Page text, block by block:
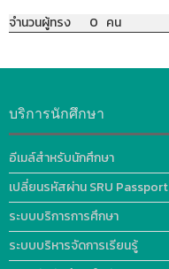
จำนวนผู้ทรง 0 คน
บริการนักศึกษา
อีเมล์สำหรับนักศึกษา
เปลี่ยนรหัสผ่าน SRU Passport
ระบบบริการการศึกษา
ระบบบริหารจัดการเรียนรู้